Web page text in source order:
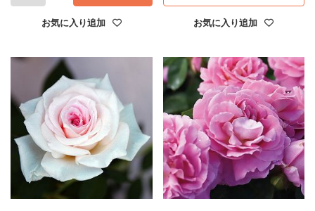
お気に入り追加 お気に入り追加